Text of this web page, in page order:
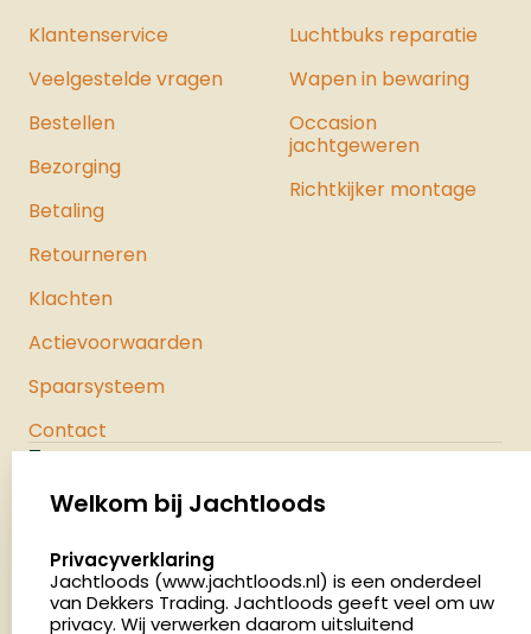
Klantenservice
Veelgestelde vragen
Bestellen
Bezorging
Betaling
Retourneren
Klachten
Actievoorwaarden
Spaarsysteem
Contact
Luchtbuks reparatie
Wapen in bewaring
Occasion
jachtgeweren
Richtkijker montage
Palenrij 1
Nederland
4.8
Welkom bij Jachtloods
select language
Privacyverklaring
Jachtloods (www.jachtloods.nl) is een onderdeel
van Dekkers Trading. Jachtloods geeft veel om uw
privacy. Wij verwerken daarom uitsluitend